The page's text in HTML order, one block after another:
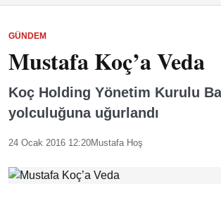
GÜNDEM
Mustafa Koç’a Veda
Koç Holding Yönetim Kurulu
yolculuğuna uğurlandı
24 Ocak 2016 12:20Mustafa Hoş